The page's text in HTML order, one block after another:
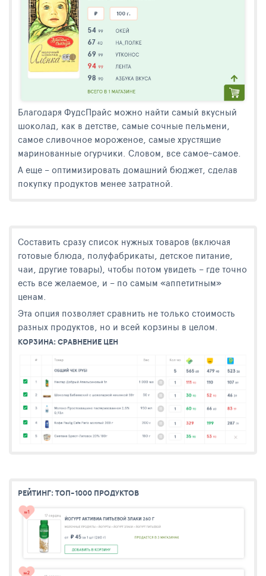
Благодаря ФудсПрайс можно найти самый вкусный
шоколад, как в детстве, самые сочные пельмени,
самое сливочное мороженое, самые хрустящие
маринованные огурчики. Словом, все самое-самое.
А еще – оптимизировать домашний бюджет, сделав
покупку продуктов менее затратной.
Cоставить сразу список нужных товаров (включая
готовые блюда, полуфабрикаты, детское питание,
чаи, другие товары), чтобы потом увидеть – где точно
есть все желаемое, и – по самым «аппетитным»
ценам.
Эта опция позволяет сравнить не только стоимость
разных продуктов, но и всей корзины в целом.
КОРЗИНА: СРАВНЕНИЕ ЦЕН
РЕЙТИНГ: ТОП-1000 ПРОДУКТОВ